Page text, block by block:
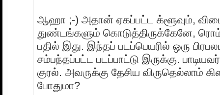
ஆஹா ;-) அதான் ஏகப்பட்ட க்ளூவும்,
துண்டங்களும் கொடுத்திருக்கேனே,
பதில் இது. இந்தப் படப்பெயரில் ஒரு
சம்பந்தப்பட்ட படப்பாட்டு இருக்கு.
குரல். அவருக்கு தேசிய விருதெல்லாம்
போதுமா?